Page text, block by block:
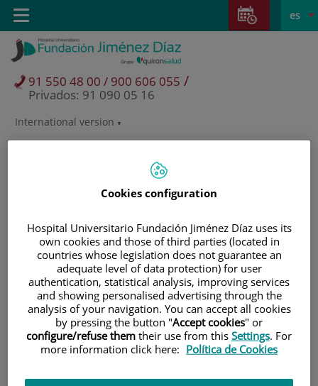
Saltar al contenido
Saltar
contenido
Selector
de
activo
es
International version
91 550 48 00 / 900 606 055 /
Privados: 91 090 05 16
Toggle
navigation
Pacientes y visitantes
Cookies configuration
Hospital Universitario Fundación Jiménez Díaz uses its
own cookies and those of third parties (located in
countries whose legislation does not guarantee an
adequate level of data protection) for user
authentication, statistical analysis, improving services
and showing personalised advertising through the
analysis of your navigation. You can accept all cookies
by pressing the button "Accept cookies" or
configure/refuse them their use from this Settings. For
more information click here: Política de Cookies